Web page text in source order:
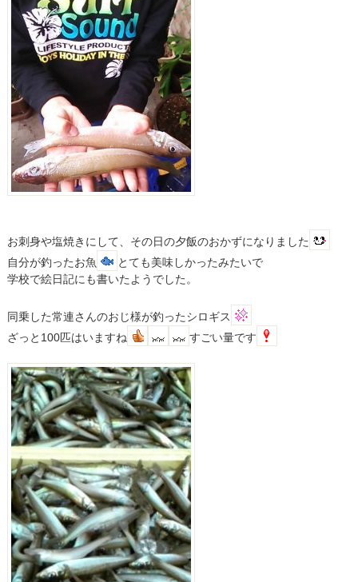
お刺身や塩焼きにして、その日の夕飯のおかずになりました
自分が釣ったお魚
とても美味しかったみたいで
学校で絵日記にも書いたようでした。
同乗した常連さんのおじ様が釣ったシロギス
ざっと100匹はいますね
すごい量です